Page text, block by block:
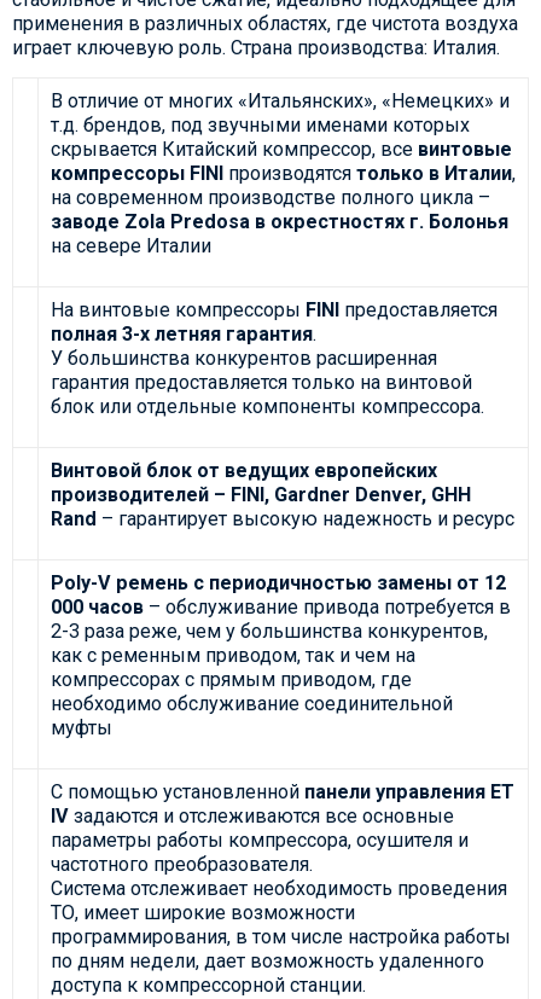
применения в различных областях, где чистота воздуха
играет ключевую роль. Страна производства: Италия.
В отличие от многих «Итальянских», «Немецких» и
т.д. брендов, под звучными именами которых
скрывается Китайский компрессор, все винтовые
компрессоры FINI
производятся только в Италии,
на современном производстве полного цикла –
заводе Zola Predosa в окрестностях г. Болонья
на севере Италии
На винтовые компрессоры FINI
предоставляется
полная 3-х летняя гарантия.
У большинства конкурентов расширенная
гарантия предоставляется только на винтовой
блок или отдельные компоненты компрессора.
Винтовой блок от ведущих европейских
производителей – FINI, Gardner Denver, GHH
Rand – гарантирует высокую надежность и ресурс
Poly-V ремень с периодичностью замены от 12
000 часов– обслуживание привода потребуется в
2-3 раза реже, чем у большинства конкурентов,
как с ременным приводом, так и чем на
компрессорах с прямым приводом, где
необходимо обслуживание соединительной
муфты
С помощью установленной панели управления ET
IVзадаются и отслеживаются все основные
параметры работы компрессора, осушителя и
частотного преобразователя.
Система отслеживает необходимость проведения
ТО, имеет широкие возможности
программирования, в том числе настройка работы
по дням недели, дает возможность удаленного
доступа к компрессорной станции.